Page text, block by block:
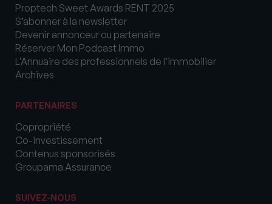
Proptech Sweet Awards RENT 2025
S’abonner à la newsletter
Devenir annonceur ou partenaire
Réserver Mon Podcast Immo
L’Annuaire des professionnels de l’immobilier
Archives
PARTENAIRES
Copropriété
Co-investissement
Contenus sponsorisés
Groupama Assurance
SUIVEZ-NOUS